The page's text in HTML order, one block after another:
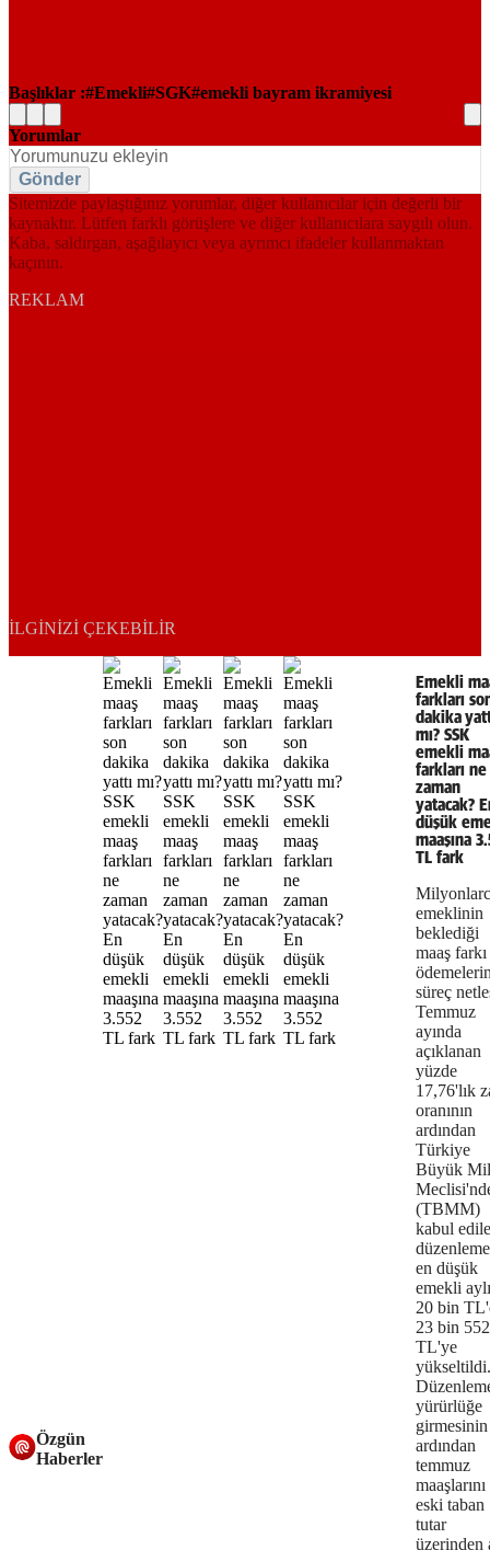
Başlıklar : Emekli SGK emekli bayram ikramiyesi
Yorumlar
Gönder
Sitemizde paylaştığınız yorumlar, diğer kullanıcılar için değerli bir
kaynaktır. Lütfen farklı görüşlere ve diğer kullanıcılara saygılı olun.
Kaba, saldırgan, aşağılayıcı veya ayrımcı ifadeler kullanmaktan
kaçının.
REKLAM
İLGINIZI ÇEKEBILIR
Özgün
Haberler
Emekli
farkları
dakika
mı? SSK
emekli
farkları ne
zaman
yatacak?
düşük
maaşına
TL fark
emeklinin
beklediği
maaş farkı
süreç
Temmuz
ayında
açıklanan
yüzde
17,76'lık
oranının
ardından
Türkiye
Büyük
(TBMM)
kabul
en düşük
emekli
20 bin
23 bin 552
TL'ye
yükseltildi.
yürürlüğe
girmesinin
ardından
temmuz
maaşlarını
eski taban
tutar
üzerinden